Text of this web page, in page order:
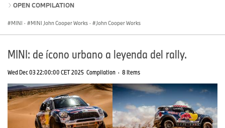
OPEN COMPILATION
MINI · MINI John Cooper Works · John Cooper Works
MINI: de ícono urbano a leyenda del rally.
Wed Dec 03 22:00:00 CET 2025 Compilation · 8 Items